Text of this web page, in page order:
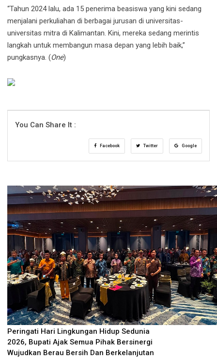
“Tahun 2024 lalu, ada 15 penerima beasiswa yang kini sedang
menjalani perkuliahan di berbagai jurusan di universitas-
universitas mitra di Kalimantan. Kini, mereka sedang merintis
langkah untuk membangun masa depan yang lebih baik,”
pungkasnya. (One)
You Can Share It :
Facebook Twitter Google
Peringati Hari Lingkungan Hidup Sedunia
2026, Bupati Ajak Semua Pihak Bersinergi
Wujudkan Berau Bersih Dan Berkelanjutan